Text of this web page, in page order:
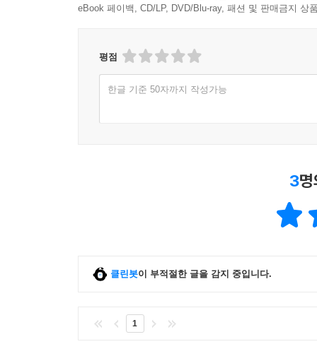
〔출근길의 철학〕 직장 고민을 가족에게 밝혀야
30 아부와 정성
〔출근길의 철학〕 아부는 과연 나쁜 것인가?
〔퇴근길의 명상〕 리더는 봄이고 보스는 겨울이다
〔출근길의 철학〕 막가는 라이벌에게도 품의를
33 항의와 건의
eBook 페이백, CD/LP, DVD/Blu-ray, 패션 및 판매금지 상
평점
한글 기준 50자까지 작성가능
3
클린봇이 부적절한 글을 감지 중입니다.
1